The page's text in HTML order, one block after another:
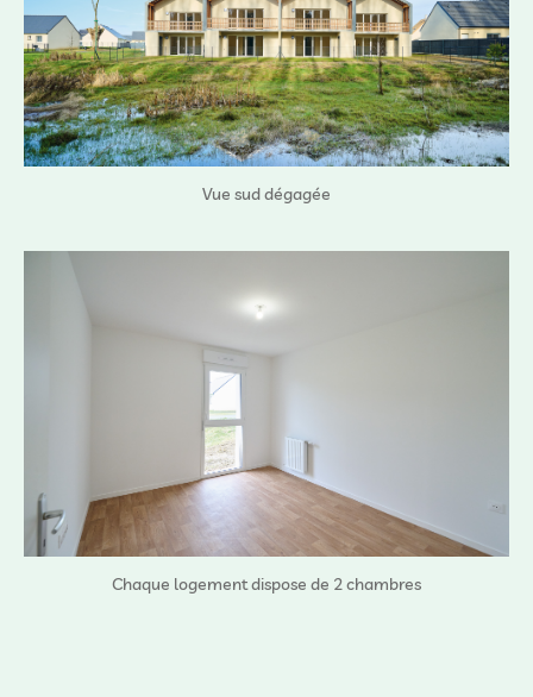
Vue sud dégagée
Chaque logement dispose de 2 chambres